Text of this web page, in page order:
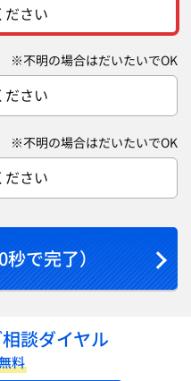
ださい
※不明の場合はだいたいでOK
ださい
※不明の場合はだいたいでOK
ださい
で完了）
談ダイヤル
料